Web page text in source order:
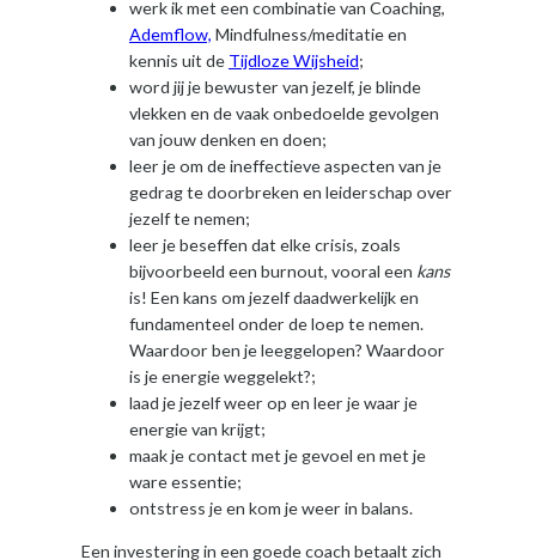
werk ik met een combinatie van Coaching,
Ademflow, Mindfulness/meditatie en
kennis uit de Tijdloze Wijsheid;
word jij je bewuster van jezelf, je blinde
vlekken en de vaak onbedoelde gevolgen
van jouw denken en doen;
leer je om de ineffectieve aspecten van je
gedrag te doorbreken en leiderschap over
jezelf te nemen;
leer je beseffen dat elke crisis, zoals
bijvoorbeeld een burnout, vooral een kans
is! Een kans om jezelf daadwerkelijk en
fundamenteel onder de loep te nemen.
Waardoor ben je leeggelopen? Waardoor
is je energie weggelekt?;
laad je jezelf weer op en leer je waar je
energie van krijgt;
maak je contact met je gevoel en met je
ware essentie;
ontstress je en kom je weer in balans.
Een investering in een goede coach betaalt zich